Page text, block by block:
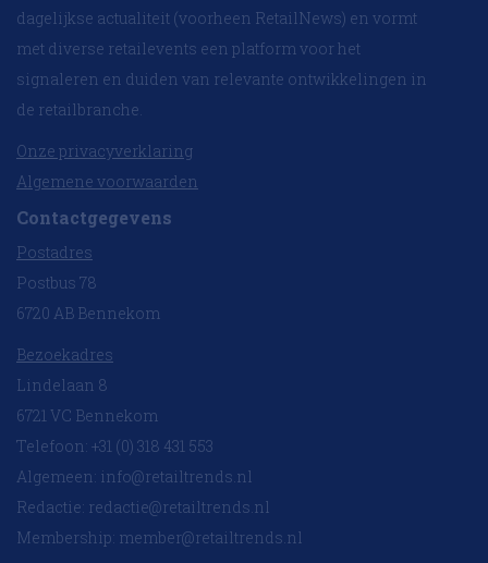
dagelijkse actualiteit (voorheen RetailNews) en vormt
met diverse retailevents een platform voor het
signaleren en duiden van relevante ontwikkelingen in
de retailbranche.
Onze privacyverklaring
Algemene voorwaarden
Contactgegevens
Postadres
Postbus 78
6720 AB Bennekom
Bezoekadres
Lindelaan 8
6721 VC Bennekom
Telefoon: +31 (0) 318 431 553
Algemeen: info@retailtrends.nl
Redactie: redactie@retailtrends.nl
Membership: member@retailtrends.nl